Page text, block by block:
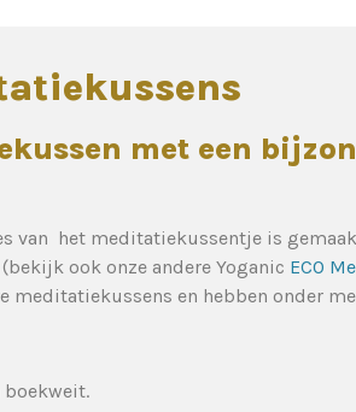
met een
van het meditatiekussentje is
ook onze andere Yoganic ECO
meditatiekussens en hebben onder